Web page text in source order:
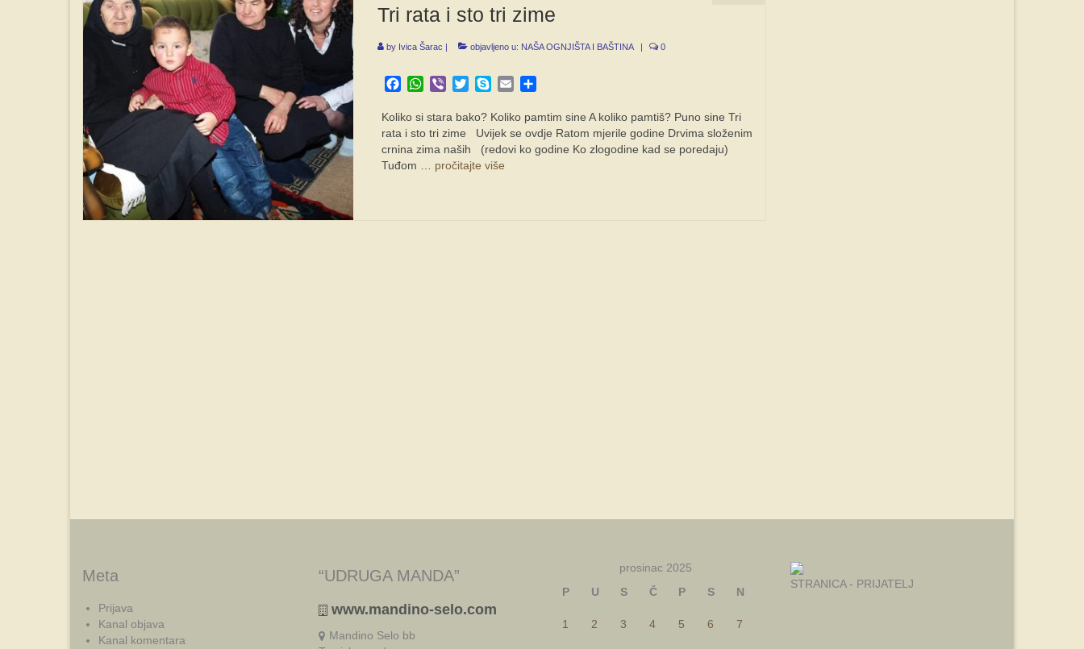
Tri rata i sto tri zime
by Ivica Šarac | objavljeno u: NAŠA OGNJIŠTA I BAŠTINA | 0
Facebook
WhatsApp
Viber TwitterSkypeEmail
Koliko si stara bako? Koliko pamtim sine A koliko pamtiš? Puno sine Tri
rata i sto tri zime Uvijek se ovdje Ratom mjerile godine Drvima složenim
crnina zima naših (redovi ko godine Ko zlogodine kad se poredaju)
Tuđom … pročitajte više
Meta
Prijava
Kanal objava
Kanal komentara
“UDRUGA MANDA”
www.mandino-selo.com
Mandino Selo bb
prosinac 2025
P
U S Č P S N
1 2 3 4 5 6 7
STRANICA - PRIJATELJ